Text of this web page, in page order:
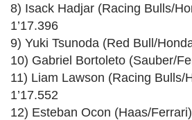
8) Isack Hadjar (Racing Bulls/
1’17.396
9) Yuki Tsunoda (Red Bull/
10) Gabriel Bortoleto (Sauber/
11) Liam Lawson (Racing Bulls/
1’17.552
12) Esteban Ocon (Haas/